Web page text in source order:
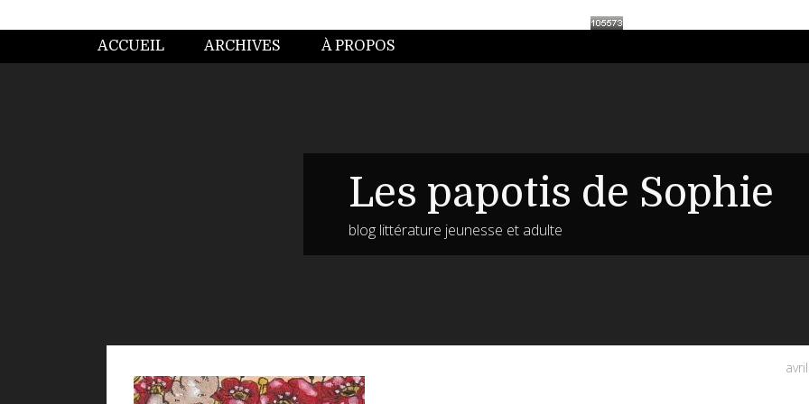
ACCUEIL ARCHIVES À PROPOS
Les papotis de Sophie
blog littérature jeunesse et adulte